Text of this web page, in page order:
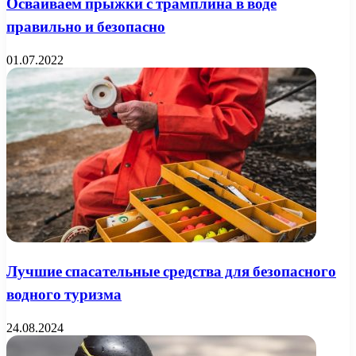
правильно и безопасно
01.07.2022
Лучшие спасательные средства для безопасного
водного туризма
24.08.2024